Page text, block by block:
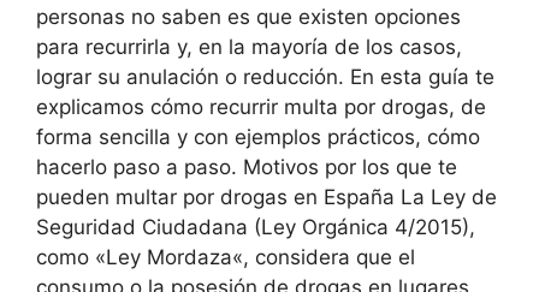
personas no saben es que existen opciones
para recurrirla y, en la mayoría de los casos,
lograr su anulación o reducción. En esta guía te
explicamos cómo recurrir multa por drogas, de
forma sencilla y con ejemplos prácticos, cómo
hacerlo paso a paso. Motivos por los que te
pueden multar por drogas en España La Ley de
Seguridad Ciudadana (Ley Orgánica 4/2015),
como «Ley Mordaza«, considera que el
consumo o la posesión de drogas en lugares